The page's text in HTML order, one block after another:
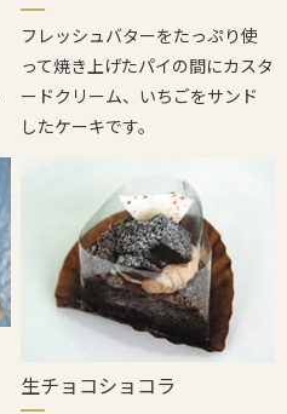
フレッシュバターをたっぷり使
って焼き上げたパイの間にカスタ
ードクリーム、いちごをサンド
したケーキです。
生チョコショコラ